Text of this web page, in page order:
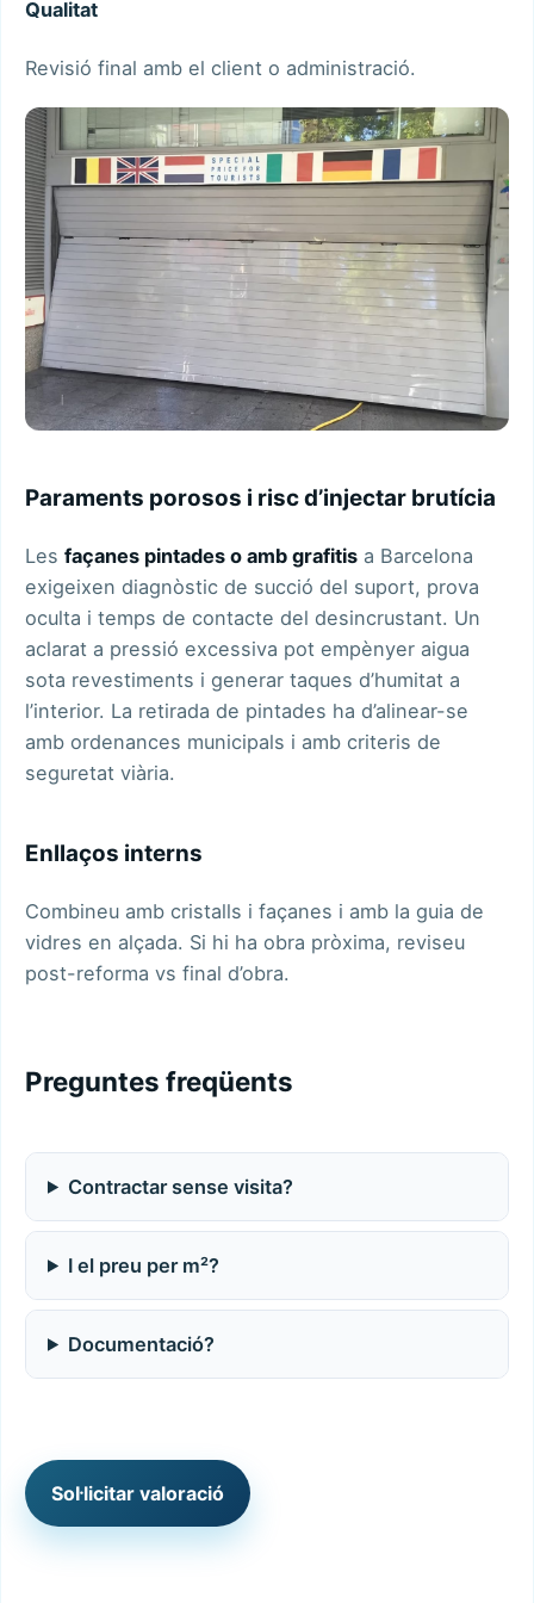
Qualitat
Revisió final amb el client o administració.
Paraments porosos i risc d’injectar brutícia
Les façanes pintades o amb grafitis a Barcelona
exigeixen diagnòstic de succió del suport, prova
oculta i temps de contacte del desincrustant. Un
aclarat a pressió excessiva pot empènyer aigua
sota revestiments i generar taques d’humitat a
l’interior. La retirada de pintades ha d’alinear-se
amb ordenances municipals i amb criteris de
seguretat viària.
Enllaços interns
Combineu amb cristalls i façanes i amb la guia de
vidres en alçada. Si hi ha obra pròxima, reviseu
post-reforma vs final d’obra.
Preguntes freqüents
Contractar sense visita?
I el preu per m²?
Documentació?
Sol·licitar valoració